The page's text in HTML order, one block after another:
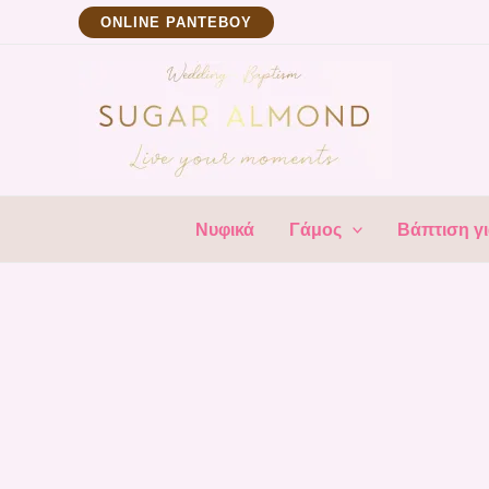
ΟNLINE ΡΑΝΤΕΒΟΥ
Νυφικά Γάμος Βάπτιση